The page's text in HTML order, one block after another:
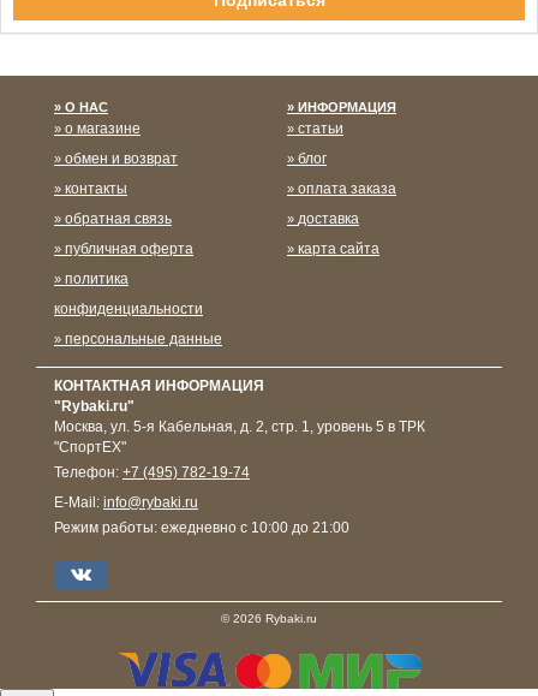
О НАС
о магазине
обмен и возврат
контакты
обратная связь
публичная оферта
политика
конфиденциальности
персональные данные
ИНФОРМАЦИЯ
статьи
блог
оплата заказа
доставка
карта сайта
КОНТАКТНАЯ ИНФОРМАЦИЯ
"Rybaki.ru"
Москва, ул. 5-я Кабельная, д. 2, стр. 1, уровень 5 в ТРК
"СпортЕХ"
Телефон: +7 (495) 782-19-74
E-Mail: info@rybaki.ru
Режим работы: ежедневно с 10:00 до 21:00
© 2026 Rybaki.ru